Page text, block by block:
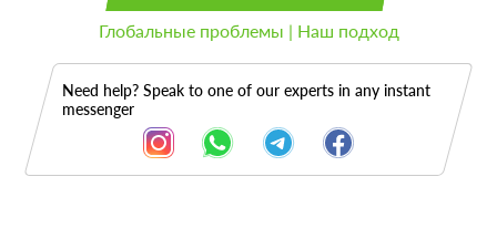
Глобальные проблемы | Наш подход
Need help? Speak to one of our experts in any instant
messenger